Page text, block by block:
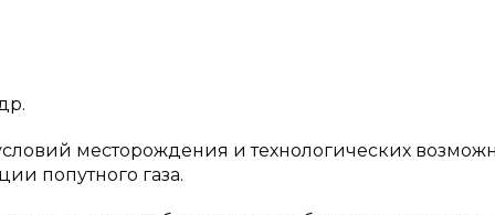
месторождения и технологических
попутного газа.